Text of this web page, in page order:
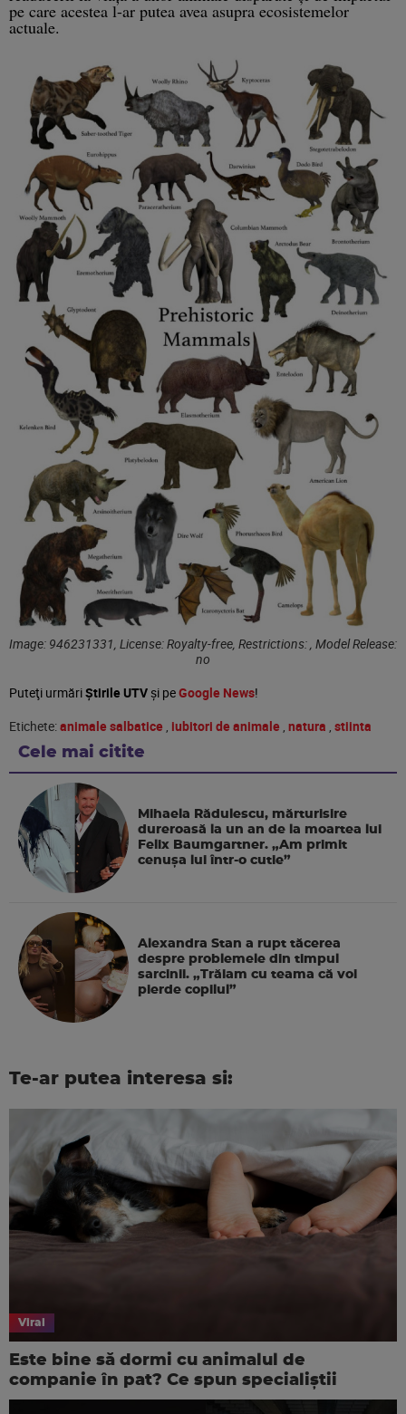
pe care acestea l-ar putea avea asupra ecosistemelor
actuale.
Image: 946231331, License: Royalty-free, Restrictions: , Model Release:
no
Puteţi urmăriȘtirile UTVşi peGoogle News!
Etichete:animale salbatice iubitori de animale natura stiinta
Cele mai citite
Mihaela Rădulescu, mărturisire
dureroasă la un an de la moartea lui
Felix Baumgartner. „Am primit
cenușa lui într-o cutie”
Alexandra Stan a rupt tăcerea
despre problemele din timpul
sarcinii. „Trăiam cu teama că voi
pierde copilul”
Te-ar putea interesa si:
Viral
Este bine să dormi cu animalul de
companie în pat? Ce spun specialiștii